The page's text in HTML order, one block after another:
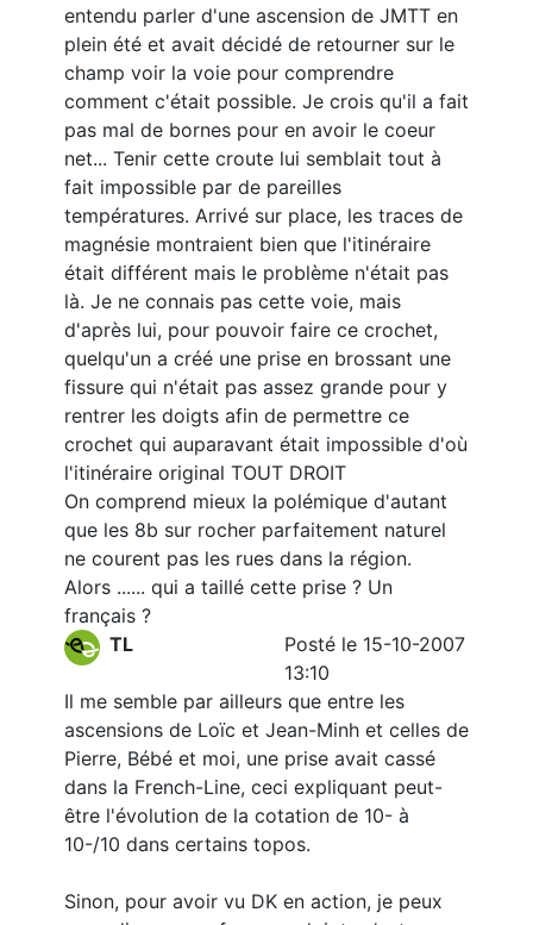
entendu parler d'une ascension de JMTT en
plein été et avait décidé de retourner sur le
champ voir la voie pour comprendre
comment c'était possible. Je crois qu'il a fait
pas mal de bornes pour en avoir le coeur
net... Tenir cette croute lui semblait tout à
fait impossible par de pareilles
températures. Arrivé sur place, les traces de
magnésie montraient bien que l'itinéraire
était différent mais le problème n'était pas
là. Je ne connais pas cette voie, mais
d'après lui, pour pouvoir faire ce crochet,
quelqu'un a créé une prise en brossant une
fissure qui n'était pas assez grande pour y
rentrer les doigts afin de permettre ce
crochet qui auparavant était impossible d'où
l'itinéraire original TOUT DROIT
On comprend mieux la polémique d'autant
que les 8b sur rocher parfaitement naturel
ne courent pas les rues dans la région.
Alors ...... qui a taillé cette prise ? Un
français ?
TL
Posté le 15-10-2007
13:10
Il me semble par ailleurs que entre les
ascensions de Loïc et Jean-Minh et celles de
Pierre, Bébé et moi, une prise avait cassé
dans la French-Line, ceci expliquant peut-
être l'évolution de la cotation de 10- à
10-/10 dans certains topos.
Sinon, pour avoir vu DK en action, je peux